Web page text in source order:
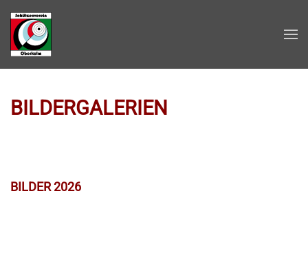
Zum Hauptinhalt springen
BILDERGALERIEN
BILDER 2026